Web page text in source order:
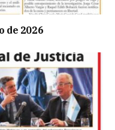
de 2026